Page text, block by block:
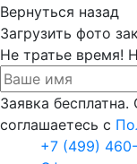
Вернуться назад
Загрузить фото
Не тратье время!
Заявка
соглашаетесь с
+7 (499)